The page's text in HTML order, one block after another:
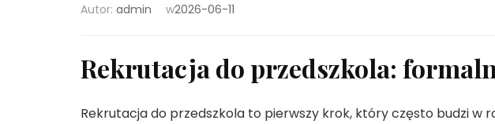
Autor: admin w2026-06-11
Rekrutacja do przedszkola:
Rekrutacja do przedszkola to pierwszy krok, który często budzi w